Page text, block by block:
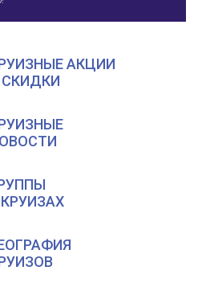
АКЦИИ
СКИДКИ